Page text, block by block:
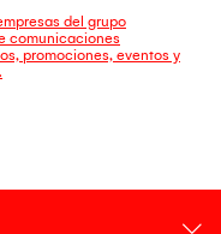
del grupo
comunicaciones
promociones, eventos y